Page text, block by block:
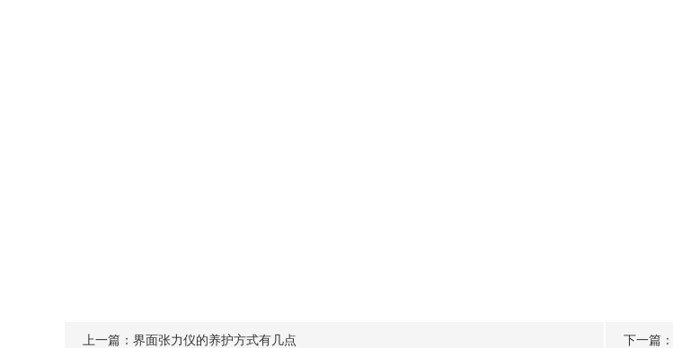
上一篇： 界面张力仪的养护方式有几点 下一篇：